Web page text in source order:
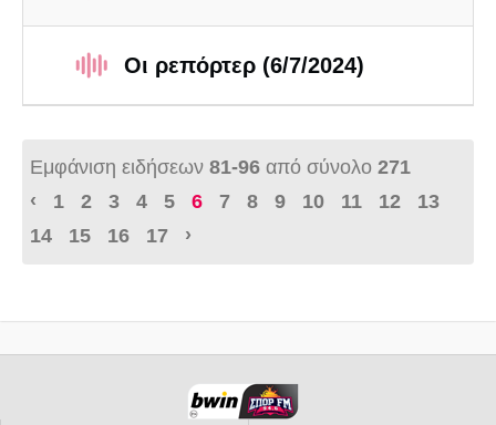
Οι ρεπόρτερ (6/7/2024)
Εμφάνιση ειδήσεων 81-96 από σύνολο 271
‹
1 2 3 4 5 6 7 8 9 10 11 12
13
14
15 16 17 ›